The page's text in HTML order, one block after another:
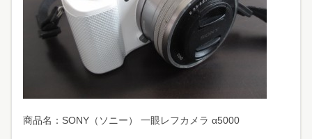
商品名：SONY（ソニー） 一眼レフカメラ α5000